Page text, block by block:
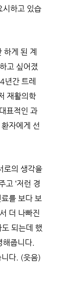
시하고 있습
게 된 계
고 싶어졌
년간 트레
재활의학
표적인 과
자에게 선
로의 생각을
고 ‘저런 경
를 보다 보
더 나빠진
되는데 했
해줍니다.
다. (웃음)